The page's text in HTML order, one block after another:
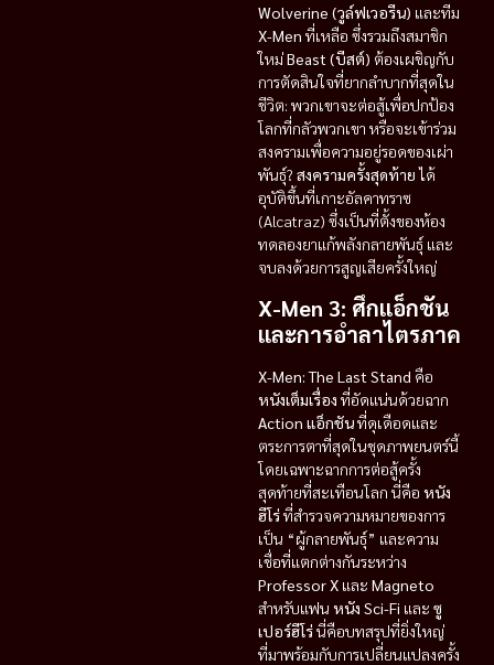
Wolverine (วูล์ฟเวอรีน) และทีม
X-Men ที่เหลือ ซึ่งรวมถึงสมาชิก
ใหม่Beast (บีสต์) ต้องเผชิญกับ
การตัดสินใจที่ยากลำบากที่สุดใน
ชีวิต: พวกเขาจะต่อสู้เพื่อปกป้อง
โลกที่กลัวพวกเขา หรือจะเข้าร่วม
สงครามเพื่อความอยู่รอดของเผ่า
พันธุ์? สงครามครั้งสุดท้ายได้
อุบัติขึ้นที่เกาะอัลคาทราซ
(Alcatraz) ซึ่งเป็นที่ตั้งของห้อง
ทดลองยาแก้พลังกลายพันธุ์ และ
จบลงด้วยการสูญเสียครั้งใหญ่
X-Men 3: ศึกแอ็กชัน
และการอำลาไตรภาค
X-Men: The Last Stand คือ
หนังเต็มเรื่อง ที่อัดแน่นด้วยฉาก
Action แอ็กชันที่ดุเดือดและ
ตระการตาที่สุดในชุดภาพยนตร์นี้
โดยเฉพาะฉากการต่อสู้ครั้ง
สุดท้ายที่สะเทือนโลก นี่คือ หนัง
ฮีโร่ที่สำรวจความหมายของการ
เป็น “ผู้กลายพันธุ์” และความ
เชื่อที่แตกต่างกันระหว่าง
Professor X และ Magneto
สำหรับแฟน หนัง Sci-Fi และ ซู
เปอร์ฮีโร่นี่คือบทสรุปที่ยิ่งใหญ่
ที่มาพร้อมกับการเปลี่ยนแปลงครั้ง